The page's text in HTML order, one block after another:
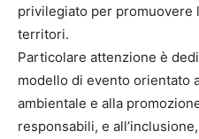
privilegiato per promuovere
territori.
Particolare attenzione è
modello di evento orientato
ambientale e alla
responsabili, e